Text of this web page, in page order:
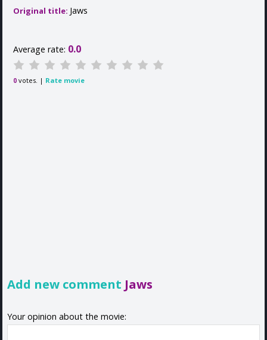
Original title: Jaws
Average rate: 0.0
0 votes. | Rate movie
Add new comment Jaws
Your opinion about the movie: